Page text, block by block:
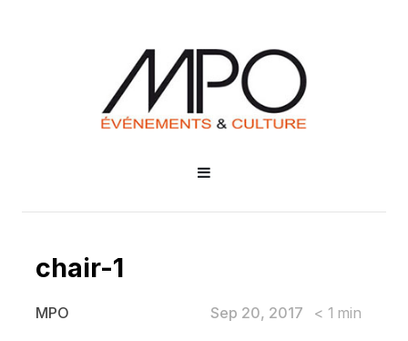
chair-1
MPO Sep 20, 2017 < 1 min